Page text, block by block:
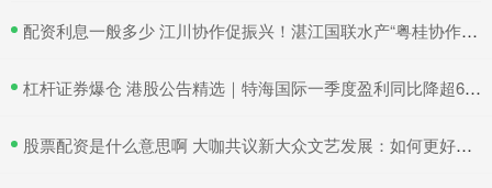
​配资利息一般多少 江川协作促振兴！湛江国联水产“粤桂协作帮扶车间”在吴川揭牌
​杠杆证券爆仓 港股公告精选｜特海国际一季度盈利同比降超6成 三一国际首季营收超66亿元
​股票配资是什么意思啊 大咖共议新大众文艺发展：如何更好地与时代同频共振